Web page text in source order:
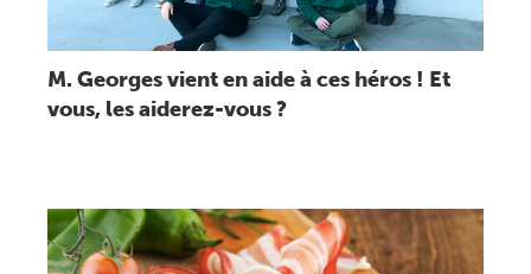
M. Georges vient en aide à ces héros ! Et
vous, les aiderez-vous ?
Lire message